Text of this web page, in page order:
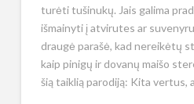
turėti tušinukų. Jais galima
išmainyti į atvirutes ar
draugė parašė, kad nereikėtų
kaip pinigų ir dovanų maišo
šią taiklią parodiją: Kita vertus,